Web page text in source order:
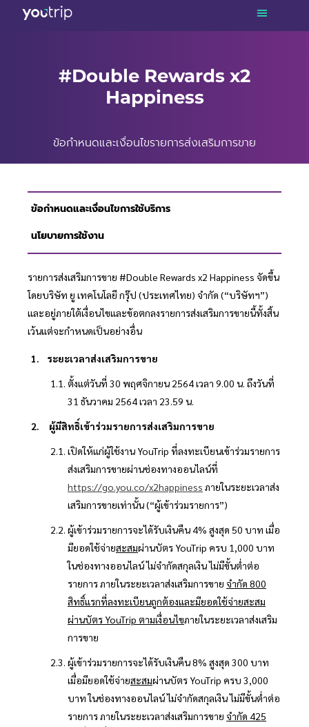
#Double Rewards x2
Happiness
ข้อกำหนดและเงื่อนไขรายการส่งเสริมการขาย
ข้อกำหนดและเงื่อนไขการใช้บริการ​
นโยบายการใช้งาน​
รายการส่งเสริมการขาย #Double Rewards x2 Happiness จัดขึ้น
โดยบริษัท ยู เทคโนโลยี กรุ๊ป (ประเทศไทย) จำกัด (“บริษัทฯ”)
และอยู่ภายใต้เงื่อนไขและข้อตกลงรายการส่งเสริมการขายนี้ทั้งสิ้น
เว้นแต่จะกำหนดเป็นอย่างอื่น
ระยะเวลาส่งเสริมการขาย
ตั้งแต่วันที่ 30 พฤศจิกายน 2564 เวลา 9.00 น. ถึงวันที่
31 ธันวาคม 2564 เวลา 23.59 น.
ผู้มีสิทธิ์เข้าร่วมรายการส่งเสริมการขาย
เปิดให้แก่ผู้ใช้งาน YouTrip ที่ลงทะเบียนเข้าร่วมรายการ
ส่งเสริมการขายผ่านช่องทางออนไลน์ที่
https://go.you.co/x2happiness ภายในระยะเวลาส่ง
เสริมการขายเท่านั้น (“ผู้เข้าร่วมรายการ”)
ผู้เข้าร่วมรายการจะได้รับเงินคืน 4% สูงสุด 50 บาท เมื่อ
มียอดใช้จ่ายสะสมผ่านบัตร YouTrip ครบ 1,000 บาท
ในช่องทางออนไลน์ ไม่จำกัดสกุลเงิน ไม่มีขั้นต่ำต่อ
รายการ ภายในระยะเวลาส่งเสริมการขาย จำกัด 800
สิทธิ์แรกที่ลงทะเบียนถูกต้องและมียอดใช้จ่ายสะสม
ผ่านบัตร YouTrip ตามเงื่อนไขภายในระยะเวลาส่งเสริม
การขาย
ผู้เข้าร่วมรายการจะได้รับเงินคืน 8% สูงสุด 300 บาท
เมื่อมียอดใช้จ่ายสะสมผ่านบัตร YouTrip ครบ 3,000
บาท ในช่องทางออนไลน์ ไม่จำกัดสกุลเงิน ไม่มีขั้นต่ำต่อ
รายการ ภายในระยะเวลาส่งเสริมการขาย จำกัด 425